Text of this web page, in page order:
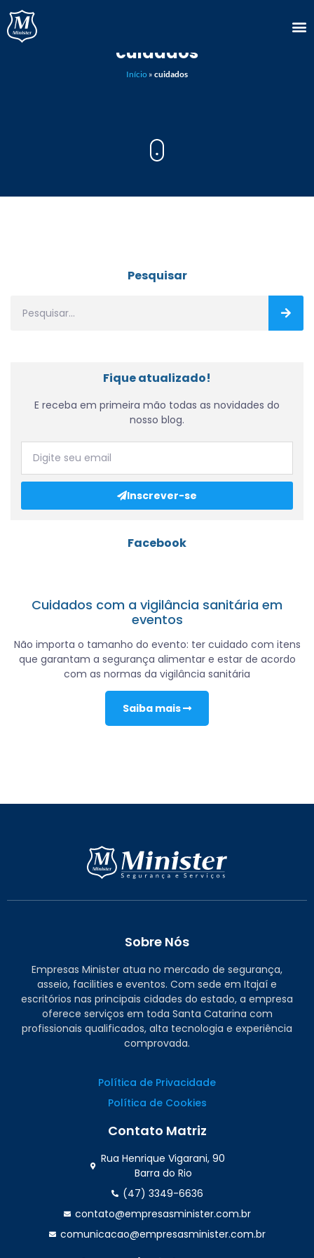
cuidados
Início » cuidados
Pesquisar
Fique atualizado!
E receba em primeira mão todas as novidades do
nosso blog.
Inscrever-se
Facebook
Cuidados com a vigilância sanitária em
eventos
Não importa o tamanho do evento: ter cuidado com itens
que garantam a segurança alimentar e estar de acordo
com as normas da vigilância sanitária
Saiba mais
Sobre Nós
Empresas Minister atua no mercado de segurança,
asseio, facilities e eventos. Com sede em Itajaí e
escritórios nas principais cidades do estado, a empresa
oferece serviços em toda Santa Catarina com
profissionais qualificados, alta tecnologia e experiência
comprovada.
Política de Privacidade
Política de Cookies
Contato Matriz
Rua Henrique Vigarani, 90
Barra do Rio
(47) 3349-6636
contato@empresasminister.com.br
comunicacao@empresasminister.com.br